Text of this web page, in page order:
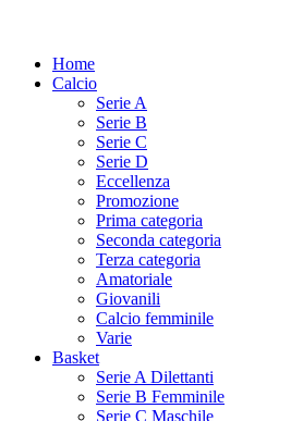
Home
Calcio
Serie A
Serie B
Serie C
Serie D
Eccellenza
Promozione
Prima categoria
Seconda categoria
Terza categoria
Amatoriale
Giovanili
Calcio femminile
Varie
Basket
Serie A Dilettanti
Serie B Femminile
Serie C Maschile